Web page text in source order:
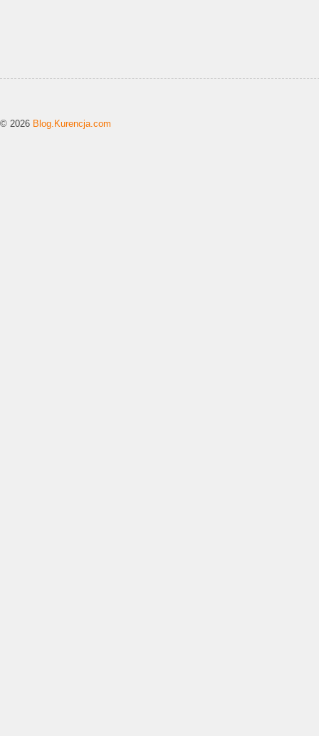
© 2026 Blog.Kurencja.com